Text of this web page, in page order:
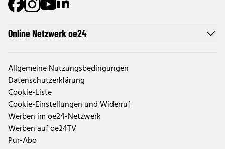
Online Netzwerk oe24
Allgemeine Nutzungsbedingungen
Datenschutzerklärung
Cookie-Liste
Cookie-Einstellungen und Widerruf
Werben im oe24-Netzwerk
Werben auf oe24TV
Pur-Abo